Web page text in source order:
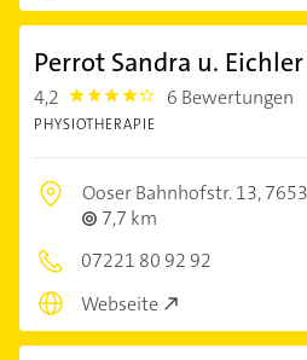
Perrot Sandra u.
4,2 4.2000003 6 Bewertungen
PHYSIOTHERAPIE
Ooser Bahnhofstr. 13,
7,7 km
07221 80 92 92
Webseite